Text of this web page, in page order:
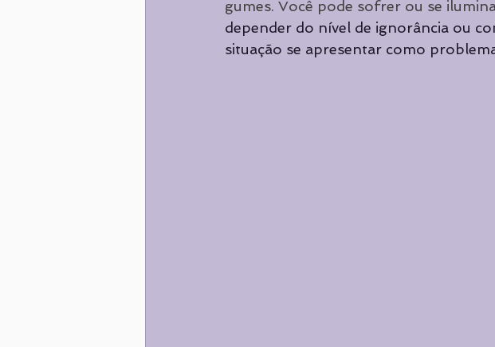
gumes. Você pode sofrer ou se
depender do nível de ignorância ou
situação se apresentar como